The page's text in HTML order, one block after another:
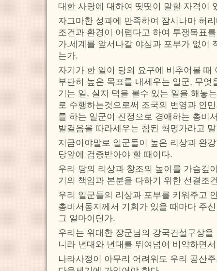
대한 사랑에 대하여 떳떳이 말할 자격이
자그마한 성과에 만족하여 잠시나마 허
조건과 환경이 어렵다고 하여 투쟁목표
가.세계를 앞서나갈 야심과 포부가 없이
는가.
자기가 한 일이 당의 요구에 비추어볼 때
부단히 높은 목표를 내세우는 일군, 무엇
기는 일, 실지 덕을 볼수 있는 일을 해놓
로 수행하는것으로써 조국의 번영과 인
를 하는 일군이 진정으로 경애하는 총비
발걸음을 따라세우는 참된 혁명가라고
지금이야말로 일군들이 높은 리상과 완
당앞에 검증받아야 할 때이다.
우리 당의 리상과 창조의 높이를 가슴깊
기의 책임과 본분을 다하기 위한 선결조
우리 일군들의 리상과 포부를 키워주고
총비서동지께서 기회가 있을 때마다 주
그 얼마이던가.
우리는 위대한 장군님의 강국건설구상
니라 년대와 년대를 뛰여넘어 비약하면
나라사정이 아무리 어려워도 우리 공산